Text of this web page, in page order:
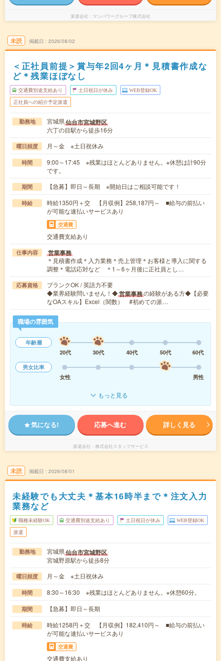
派遣会社 マンパワーグループ株式会社
未読 掲載日 2026/08/02
＜正社員前提＞賞与年2回4ヶ月＊見積書作成な
ど＊残業ほぼなし
交通費別途支給あり 土日祝日が休み WEB登録OK
正社員への紹介予定派遣
勤務地 宮城県仙台市宮城野区
六丁の目駅から徒歩16分
曜日頻度 月～金 ※土日祝休み
時間
9:00～17:45 ※残業はほとんどありません。※休憩は計90分
です。
期間 【急募】即日～長期 ※開始日はご相談可能です！
時給
時給1350円＋交 【月収例】258,187円～ ■給与の前払い
が可能な速払いサービスあり
交通費
交通費支給あり
仕事内容 営業事務
＊見積書作成＊入力業務＊売上管理＊お客様と導入に関する
調整＊電話応対など ＊1～6ヶ月後に正社員とし…
応募資格
ブランクOK / 英語力不要
◆業界経験問いません！◆営業事務の経験がある方◆【必要
なOAスキル】Excel（関数） #初めての派…
職場の雰囲気
年齢層
20代
30代 40代 50代
60代
男女比率
女性
男性
もっと見る
気になる! 応募へ進む 詳しく見る
派遣会社 株式会社スタッフサービス
未読 掲載日 2026/08/01
未経験でも大丈夫＊基本16時半まで＊注文入力
業務など
職種未経験OK 交通費別途支給あり 土日祝日が休み WEB登録OK
派遣
勤務地 宮城県仙台市宮城野区
宮城野原駅から徒歩8分
曜日頻度 月～金 ※土日祝休み
時間 8:30～16:30 ※残業はほとんどありません。※休憩60分。
期間 【急募】即日～長期
時給
時給1258円＋交 【月収例】182,410円～ ■給与の前払い
が可能な速払いサービスあり
交通費
交通費支給あり